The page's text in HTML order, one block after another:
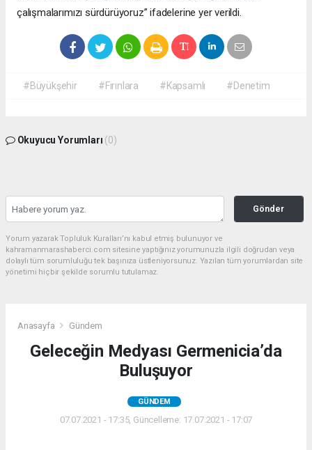
çalışmalarımızı sürdürüyoruz” ifadelerine yer verildi.
#Büyükşehir #Fırınlara #Kapsamlı #Denetim
Okuyucu Yorumları (0)
Gönder
Yorum yazarak Topluluk Kuralları’nı kabul etmiş bulunuyor ve
kahramanmarashaberci.com sitesine yaptığınız yorumunuzla ilgili doğrudan veya
dolaylı tüm sorumluluğu tek başınıza üstleniyorsunuz. Yazılan tüm yorumlardan site
yönetimi hiçbir şekilde sorumlu tutulamaz.
Anasayfa Gündem
Geleceğin Medyası Germenicia’da
Buluşuyor
GÜNDEM
07.07.2021 - 17:35, Güncelleme: 17.07.2021 - 17:07